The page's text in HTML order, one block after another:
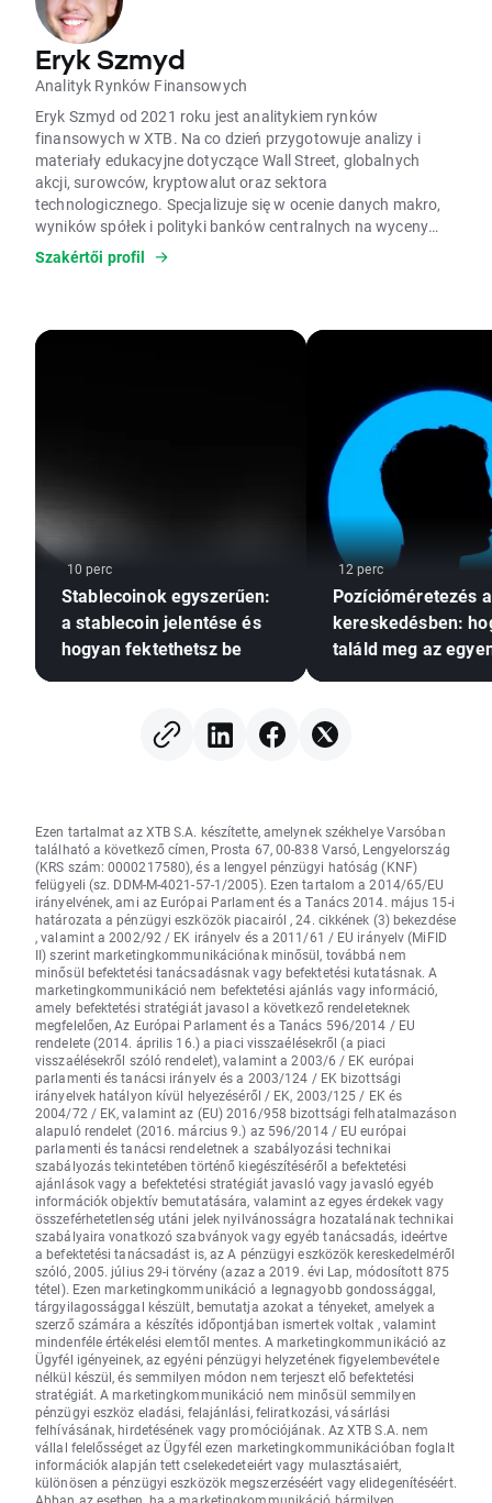
Eryk Szmyd
Analityk Rynków Finansowych
Eryk Szmyd od 2021 roku jest analitykiem rynków
finansowych w XTB. Na co dzień przygotowuje analizy i
materiały edukacyjne dotyczące Wall Street, globalnych
akcji, surowców, kryptowalut oraz sektora
technologicznego. Specjalizuje się w ocenie danych makro,
wyników spółek i polityki banków centralnych na wyceny
aktywów. W pracy wykorzystuje analizę fundamentalną,
modele wyceny, analizę makroekonomiczną czy dane
aktywa skrajnie wyprzedane lub wykupione zgodnie z
rynkach finansowych; prywatnie interesuje się kryzysami,
Szakértői profil
10 perc
Stablecoinok egyszerűen:
a stablecoin jelentése és
hogyan fektethetsz be
12 perc
Pozícióméretezés
kereskedésben:
találd meg az
Ezen tartalmat az XTB S.A. készítette, amelynek székhelye Varsóban
található a következő címen, Prosta 67, 00-838 Varsó, Lengyelország
(KRS szám: 0000217580), és a lengyel pénzügyi hatóság (KNF)
felügyeli (sz. DDM-M-4021-57-1/2005). Ezen tartalom a 2014/65/EU
irányelvének, ami az Európai Parlament és a Tanács 2014. május 15-i
határozata a pénzügyi eszközök piacairól , 24. cikkének (3) bekezdése
, valamint a 2002/92 / EK irányelv és a 2011/61 / EU irányelv (MiFID
II) szerint marketingkommunikációnak minősül, továbbá nem
minősül befektetési tanácsadásnak vagy befektetési kutatásnak. A
marketingkommunikáció nem befektetési ajánlás vagy információ,
amely befektetési stratégiát javasol a következő rendeleteknek
megfelelően, Az Európai Parlament és a Tanács 596/2014 / EU
rendelete (2014. április 16.) a piaci visszaélésekről (a piaci
visszaélésekről szóló rendelet), valamint a 2003/6 / EK európai
parlamenti és tanácsi irányelv és a 2003/124 / EK bizottsági
irányelvek hatályon kívül helyezéséről / EK, 2003/125 / EK és
2004/72 / EK, valamint az (EU) 2016/958 bizottsági felhatalmazáson
alapuló rendelet (2016. március 9.) az 596/2014 / EU európai
parlamenti és tanácsi rendeletnek a szabályozási technikai
szabályozás tekintetében történő kiegészítéséről a befektetési
ajánlások vagy a befektetési stratégiát javasló vagy javasló egyéb
információk objektív bemutatására, valamint az egyes érdekek vagy
összeférhetetlenség utáni jelek nyilvánosságra hozatalának technikai
szabályaira vonatkozó szabványok vagy egyéb tanácsadás, ideértve
a befektetési tanácsadást is, az A pénzügyi eszközök kereskedelméről
szóló, 2005. július 29-i törvény (azaz a 2019. évi Lap, módosított 875
tétel). Ezen marketingkommunikáció a legnagyobb gondossággal,
tárgyilagossággal készült, bemutatja azokat a tényeket, amelyek a
szerző számára a készítés időpontjában ismertek voltak , valamint
mindenféle értékelési elemtől mentes. A marketingkommunikáció az
Ügyfél igényeinek, az egyéni pénzügyi helyzetének figyelembevétele
nélkül készül, és semmilyen módon nem terjeszt elő befektetési
stratégiát. A marketingkommunikáció nem minősül semmilyen
pénzügyi eszköz eladási, felajánlási, feliratkozási, vásárlási
felhívásának, hirdetésének vagy promóciójának. Az XTB S.A. nem
vállal felelősséget az Ügyfél ezen marketingkommunikációban foglalt
információk alapján tett cselekedeteiért vagy mulasztásaiért,
különösen a pénzügyi eszközök megszerzéséért vagy elidegenítéséért.